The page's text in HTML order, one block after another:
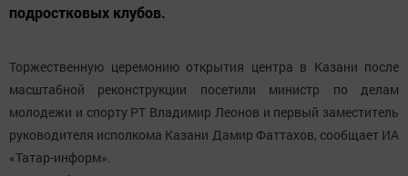
подростковых клубов.
Торжественную церемонию открытия центра в Казани после
масштабной реконструкции посетили министр по делам
молодежи и спорту РТ Владимир Леонов и первый заместитель
руководителя исполкома Казани Дамир Фаттахов, сообщает ИА
«Татар-информ».